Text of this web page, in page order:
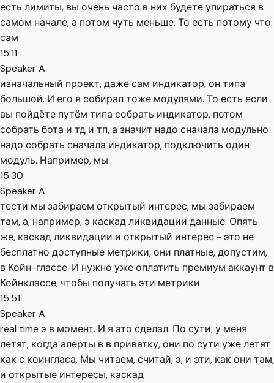
есть лимиты, вы очень часто в них будете упираться в
самом начале, а потом чуть меньше. То есть потому что
сам
15:11
Speaker A
изначальный проект, даже сам индикатор, он типа
большой. И его я собирал тоже модулями. То есть если
вы пойдёте путём типа собрать индикатор, потом
собрать бота и тд и тп, а значит надо сначала модульно
надо собрать сначала индикатор, подключить один
модуль. Например, мы
15:30
Speaker A
тести мы забираем открытый интерес, мы забираем
там, а, например, э каскад ликвидации данные. Опять
же, каскад ликвидации и открытый интерес - это не
бесплатно доступные метрики, они платные, допустим,
в Койн-глассе. И нужно уже оплатить премиум аккаунт в
Койнклассе, чтобы получать эти метрики
15:51
Speaker A
real time э в момент. И я это сделал. По сути, у меня
летят, когда алерты в в приватку, они по сути уже летят
как с коингласа. Мы читаем, считай, э, и эти, как они там,
и открытые интересы, каскад